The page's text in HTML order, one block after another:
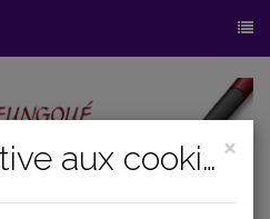
×
Politique relative aux cookies